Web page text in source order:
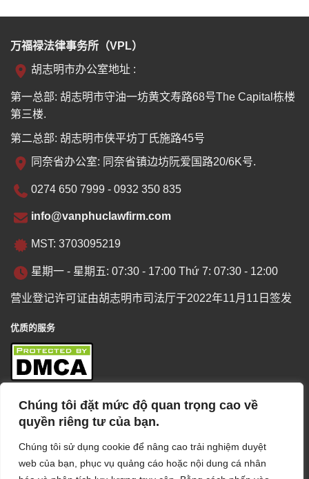
Chúng tôi đặt mức độ quan trọng cao về
quyền riêng tư của bạn.
Chúng tôi sử dụng cookie để nâng cao trải nghiệm duyệt
web của bạn, phục vụ quảng cáo hoặc nội dung cá nhân
万福禄法律事务所（VPL）
胡志明市办公室地址 :
第一总部: 胡志明市守油一坊黄文寿路68号The Capital栋楼
第三楼.
第二总部: 胡志明市侠平坊丁氏施路45号
同奈省办公室: 同奈省镇边坊阮爱国路20/6K号.
0274 650 7999 - 0932 350 835
info@vanphuclawfirm.com
MST: 3703095219
星期一 - 星期五: 07:30 - 17:00 Thứ 7: 07:30 - 12:00
营业登记许可证由胡志明市司法厅于2022年11月11日签发
优质的服务
商业概览